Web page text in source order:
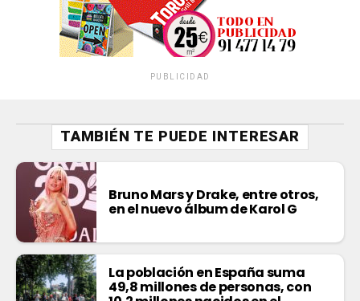
PUBLICIDAD
TAMBIÉN TE PUEDE INTERESAR
Bruno Mars y Drake, entre otros,
en el nuevo álbum de Karol G
La población en España suma
49,8 millones de personas, con